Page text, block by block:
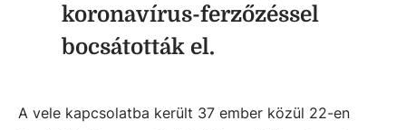
koronavírus-ferzőzéssel
bocsátották el.
A vele kapcsolatba került 37 ember közül 22-en